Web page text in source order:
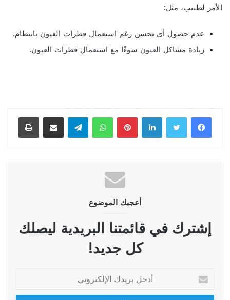
الأمر لطبيب، مثل:
عدم حصول أي تحسن رغم استعمال قطرات العيون بانتظام.
زيادة مشاكل العيون سوءًا مع استعمال قطرات العيون.
لينكدإن بينتيريستواتساب تيلقرام مشاركة عبر البريد طباعة
أعجبك الموضوع
إشترك في قائمتنا البريدية ليصلك
كل جديد!
بريدك
الإلكتروني